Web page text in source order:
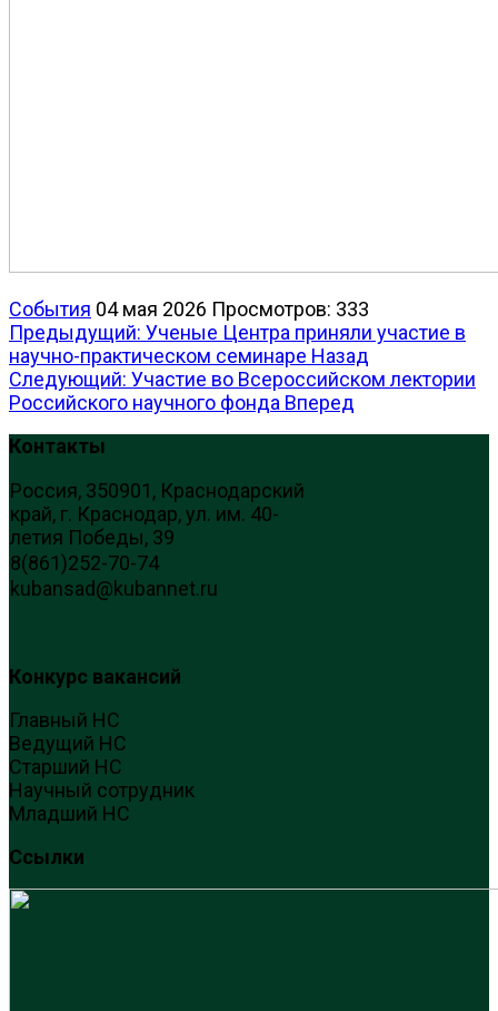
События 04 мая 2026 Просмотров: 333
Предыдущий: Ученые Центра приняли участие в
научно-практическом семинаре Назад
Следующий: Участие во Всероссийском лектории
Российского научного фонда Вперед
Контакты
Россия, 350901, Краснодарский
край, г. Краснодар, ул. им. 40-
летия Победы, 39
8(861)252-70-74
kubansad@kubannet.ru
Конкурс вакансий
Главный НС
Ведущий НС
Старший НС
Научный сотрудник
Младший НС
Ссылки